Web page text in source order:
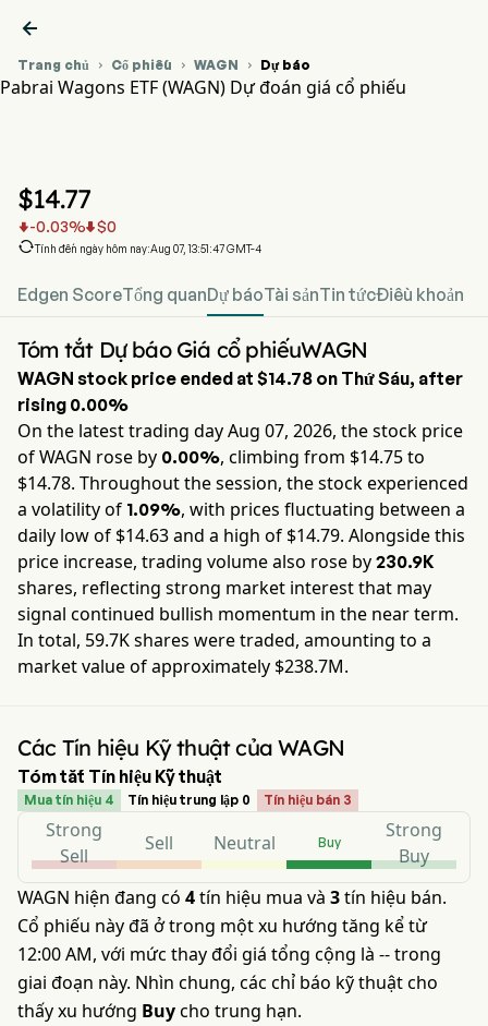

Trang chủ  Cổ phiếu  WAGN  Dự báo
Pabrai Wagons ETF (WAGN) Dự đoán giá cổ phiếu
$14.77
-0.03% $0
Tính đến ngày hôm nay:Aug 07, 13:51:47 GMT-4
Edgen ScoreTổng quanDự báoTài sảnTin tứcĐiều khoản
Tóm tắt Dự báo Giá cổ phiếuWAGN
WAGN stock price ended at $14.78 on Thứ Sáu, after
rising 0.00%
On the latest trading dayAug 07, 2026, the stock price
ofWAGN rose by 0.00%, climbing from $14.75to
$14.78. Throughout the session, the stock experienced
a volatility of 1.09%, with prices fluctuating between a
daily low of $14.63and a high of $14.79. Alongside this
price increase, trading volume also rose by 230.9K
shares, reflecting strong market interest that may
signal continued bullish momentum in the near term.
In total, 59.7Kshares were traded, amounting to a
market value of approximately $238.7M.
Các Tín hiệu Kỹ thuật của WAGN
Tóm tắt Tín hiệu Kỹ thuật
Mua tín hiệu 4 Tín hiệu trung lập 0 Tín hiệu bán 3
Strong
Sell
Sell Neutral Buy
Strong
Buy
WAGN hiện đang có 4tín hiệu mua và 3tín hiệu bán.
Cổ phiếu này đã ở trong một xu hướng tăng kể từ
12:00 AM, với mức thay đổi giá tổng cộng là -- trong
giai đoạn này. Nhìn chung, các chỉ báo kỹ thuật cho
thấy xu hướng Buycho trung hạn.